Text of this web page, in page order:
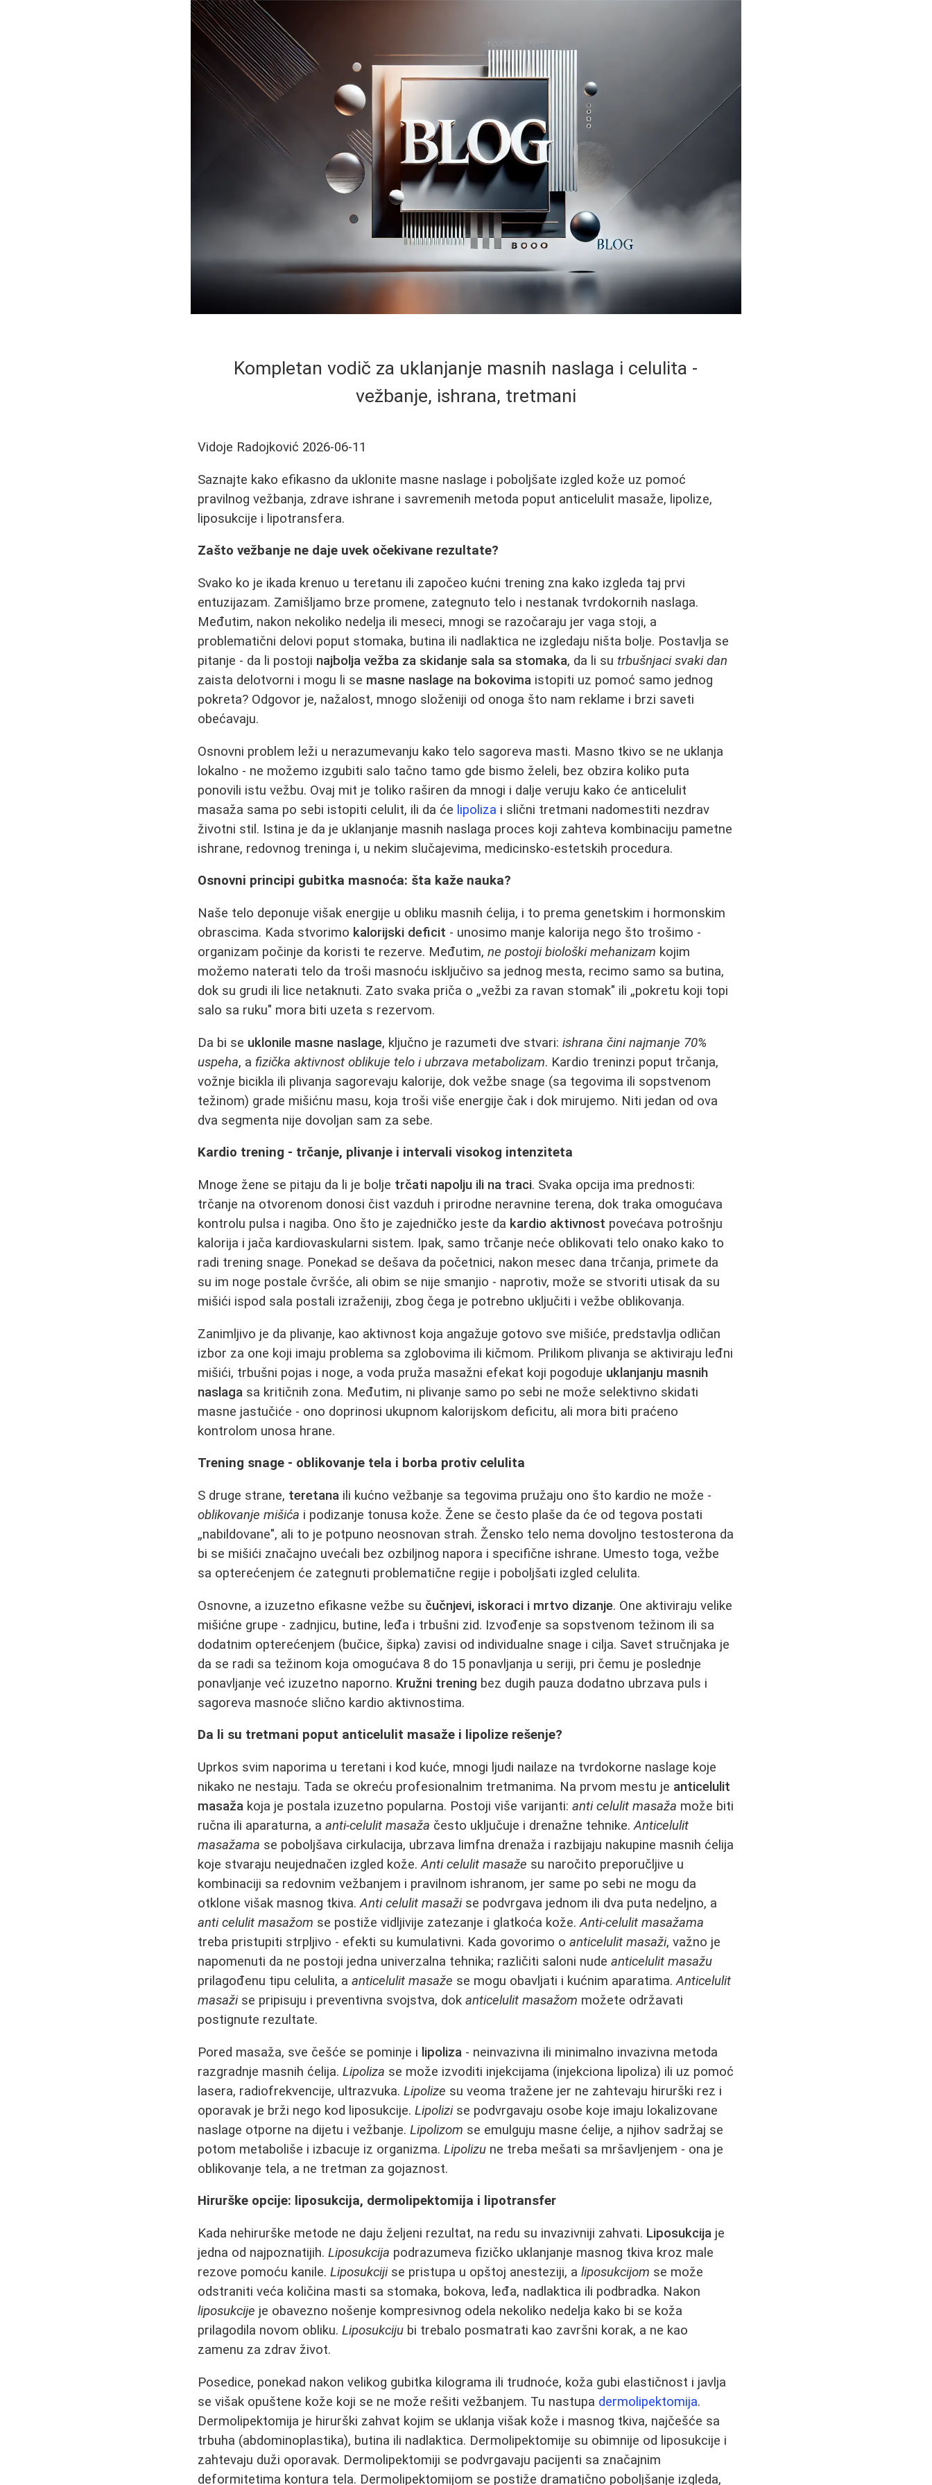
Kompletan vodič za uklanjanje masnih naslaga i celulita -
vežbanje, ishrana, tretmani
Vidoje Radojković 2026-06-11
Saznajte kako efikasno da uklonite masne naslage i poboljšate izgled kože uz pomoć
pravilnog vežbanja, zdrave ishrane i savremenih metoda poput anticelulit masaže, lipolize,
liposukcije i lipotransfera.
Zašto vežbanje ne daje uvek očekivane rezultate?
Svako ko je ikada krenuo u teretanu ili započeo kućni trening zna kako izgleda taj prvi
entuzijazam. Zamišljamo brze promene, zategnuto telo i nestanak tvrdokornih naslaga.
Međutim, nakon nekoliko nedelja ili meseci, mnogi se razočaraju jer vaga stoji, a
problematični delovi poput stomaka, butina ili nadlaktica ne izgledaju ništa bolje. Postavlja se
pitanje - da li postoji najbolja vežba za skidanje sala sa stomaka, da li sutrbušnjaci svaki dan
zaista delotvorni i mogu li se masne naslage na bokovima istopiti uz pomoć samo jednog
pokreta? Odgovor je, nažalost, mnogo složeniji od onoga što nam reklame i brzi saveti
obećavaju.
Osnovni problem leži u nerazumevanju kako telo sagoreva masti. Masno tkivo se ne uklanja
lokalno - ne možemo izgubiti salo tačno tamo gde bismo želeli, bez obzira koliko puta
ponovili istu vežbu. Ovaj mit je toliko raširen da mnogi i dalje veruju kako će anticelulit
masaža sama po sebi istopiti celulit, ili da će lipoliza i slični tretmani nadomestiti nezdrav
životni stil. Istina je da je uklanjanje masnih naslaga proces koji zahteva kombinaciju pametne
ishrane, redovnog treninga i, u nekim slučajevima, medicinsko-estetskih procedura.
Osnovni principi gubitka masnoća: šta kaže nauka?
Naše telo deponuje višak energije u obliku masnih ćelija, i to prema genetskim i hormonskim
obrascima. Kada stvorimo kalorijski deficit - unosimo manje kalorija nego što trošimo -
organizam počinje da koristi te rezerve. Međutim,ne postoji biološki mehanizam kojim
možemo naterati telo da troši masnoću isključivo sa jednog mesta, recimo samo sa butina,
dok su grudi ili lice netaknuti. Zato svaka priča o „vežbi za ravan stomak" ili „pokretu koji topi
salo sa ruku" mora biti uzeta s rezervom.
Da bi se uklonile masne naslage, ključno je razumeti dve stvari:ishrana čini najmanje 70%
uspeha, a fizička aktivnost oblikuje telo i ubrzava metabolizam. Kardio treninzi poput trčanja,
vožnje bicikla ili plivanja sagorevaju kalorije, dok vežbe snage (sa tegovima ili sopstvenom
težinom) grade mišićnu masu, koja troši više energije čak i dok mirujemo. Niti jedan od ova
dva segmenta nije dovoljan sam za sebe.
Kardio trening - trčanje, plivanje i intervali visokog intenziteta
Mnoge žene se pitaju da li je bolje trčati napolju ili na traci. Svaka opcija ima prednosti:
trčanje na otvorenom donosi čist vazduh i prirodne neravnine terena, dok traka omogućava
kontrolu pulsa i nagiba. Ono što je zajedničko jeste da kardio aktivnost povećava potrošnju
kalorija i jača kardiovaskularni sistem. Ipak, samo trčanje neće oblikovati telo onako kako to
radi trening snage. Ponekad se dešava da početnici, nakon mesec dana trčanja, primete da
su im noge postale čvršće, ali obim se nije smanjio - naprotiv, može se stvoriti utisak da su
mišići ispod sala postali izraženiji, zbog čega je potrebno uključiti i vežbe oblikovanja.
Zanimljivo je da plivanje, kao aktivnost koja angažuje gotovo sve mišiće, predstavlja odličan
izbor za one koji imaju problema sa zglobovima ili kičmom. Prilikom plivanja se aktiviraju leđni
mišići, trbušni pojas i noge, a voda pruža masažni efekat koji pogoduje uklanjanju masnih
naslaga sa kritičnih zona. Međutim, ni plivanje samo po sebi ne može selektivno skidati
masne jastučiće - ono doprinosi ukupnom kalorijskom deficitu, ali mora biti praćeno
kontrolom unosa hrane.
Trening snage - oblikovanje tela i borba protiv celulita
S druge strane, teretana ili kućno vežbanje sa tegovima pružaju ono što kardio ne može -
oblikovanje mišića i podizanje tonusa kože. Žene se često plaše da će od tegova postati
„nabildovane", ali to je potpuno neosnovan strah. Žensko telo nema dovoljno testosterona da
bi se mišići značajno uvećali bez ozbiljnog napora i specifične ishrane. Umesto toga, vežbe
sa opterećenjem će zategnuti problematične regije i poboljšati izgled celulita.
Osnovne, a izuzetno efikasne vežbe su čučnjevi, iskoraci i mrtvo dizanje. One aktiviraju velike
mišićne grupe - zadnjicu, butine, leđa i trbušni zid. Izvođenje sa sopstvenom težinom ili sa
dodatnim opterećenjem (bučice, šipka) zavisi od individualne snage i cilja. Savet stručnjaka je
da se radi sa težinom koja omogućava 8 do 15 ponavljanja u seriji, pri čemu je poslednje
ponavljanje već izuzetno naporno. Kružni trening bez dugih pauza dodatno ubrzava puls i
sagoreva masnoće slično kardio aktivnostima.
Da li su tretmani poput anticelulit masaže i lipolize rešenje?
Uprkos svim naporima u teretani i kod kuće, mnogi ljudi nailaze na tvrdokorne naslage koje
nikako ne nestaju. Tada se okreću profesionalnim tretmanima. Na prvom mestu je anticelulit
masaža koja je postala izuzetno popularna. Postoji više varijanti:anti celulit masaža može biti
ručna ili aparaturna, aanti-celulit masaža često uključuje i drenažne tehnike.Anticelulit
masažama se poboljšava cirkulacija, ubrzava limfna drenaža i razbijaju nakupine masnih ćelija
koje stvaraju neujednačen izgled kože.Anti celulit masaže su naročito preporučljive u
kombinaciji sa redovnim vežbanjem i pravilnom ishranom, jer same po sebi ne mogu da
otklone višak masnog tkiva.Anti celulit masažise podvrgava jednom ili dva puta nedeljno, a
anti celulit masažom se postiže vidljivije zatezanje i glatkoća kože.Anti-celulit masažama
treba pristupiti strpljivo - efekti su kumulativni. Kada govorimo oanticelulit masaži, važno je
napomenuti da ne postoji jedna univerzalna tehnika; različiti saloni nudeanticelulit masažu
prilagođenu tipu celulita, aanticelulit masaže se mogu obavljati i kućnim aparatima.Anticelulit
masažise pripisuju i preventivna svojstva, dokanticelulit masažom možete održavati
postignute rezultate.
Pored masaža, sve češće se pominje i lipoliza - neinvazivna ili minimalno invazivna metoda
razgradnje masnih ćelija.Lipoliza se može izvoditi injekcijama (injekciona lipoliza) ili uz pomoć
lasera, radiofrekvencije, ultrazvuka.Lipolize su veoma tražene jer ne zahtevaju hirurški rez i
oporavak je brži nego kod liposukcije.Lipolizise podvrgavaju osobe koje imaju lokalizovane
naslage otporne na dijetu i vežbanje.Lipolizom se emulguju masne ćelije, a njihov sadržaj se
potom metaboliše i izbacuje iz organizma.Lipolizu ne treba mešati sa mršavljenjem - ona je
oblikovanje tela, a ne tretman za gojaznost.
Hirurške opcije: liposukcija, dermolipektomija i lipotransfer
Kada nehirurške metode ne daju željeni rezultat, na redu su invazivniji zahvati. Liposukcija je
jedna od najpoznatijih.Liposukcija podrazumeva fizičko uklanjanje masnog tkiva kroz male
rezove pomoću kanile.Liposukcijise pristupa u opštoj anesteziji, aliposukcijom se može
odstraniti veća količina masti sa stomaka, bokova, leđa, nadlaktica ili podbradka. Nakon
liposukcije je obavezno nošenje kompresivnog odela nekoliko nedelja kako bi se koža
prilagodila novom obliku.Liposukciju bi trebalo posmatrati kao završni korak, a ne kao
zamenu za zdrav život.
Posedice, ponekad nakon velikog gubitka kilograma ili trudnoće, koža gubi elastičnost i javlja
se višak opuštene kože koji se ne može rešiti vežbanjem. Tu nastupa dermolipektomija.
Dermolipektomija je hirurški zahvat kojim se uklanja višak kože i masnog tkiva, najčešće sa
trbuha (abdominoplastika), butina ili nadlaktica. Dermolipektomije su obimnije od liposukcije i
zahtevaju duži oporavak. Dermolipektomiji se podvrgavaju pacijenti sa značajnim
deformitetima kontura tela. Dermolipektomijom se postiže dramatično poboljšanje izgleda,